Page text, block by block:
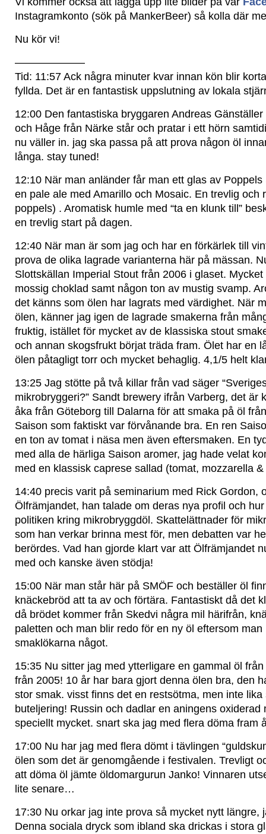
Instagramkonto (sök på MankerBeer) så kolla där
Nu kör vi!
——————–
Tid: 11:57 Ack några minuter kvar innan kön blir
fyllda. Det är en fantastisk uppslutning av lokala
12:00 Den fantastiska bryggaren Andreas
och Håge från Närke står och pratar i ett hörn
nu väller in. jag ska passa på att prova någon öl
långa. stay tuned!
12:10 När man anländer får man ett glas av
en pale ale med Amarillo och Mosaic. En trevlig och
poppels) . Aromatisk humle med “ta en klunk till”
en trevlig start på dagen.
12:40 När man är som jag och har en förkärlek till
prova de olika lagrade varianterna här på mässan.
Slottskällan Imperial Stout från 2006 i glaset.
mossig choklad samt någon ton av mustig svamp.
det känns som ölen har lagrats med värdighet. När
ölen, känner jag igen de lagrade smakerna från
fruktig, istället för mycket av de klassiska stout
och annan skogsfrukt börjat träda fram. Ölet har en
ölen påtagligt torr och mycket behaglig. 4,1/5 helt
13:25 Jag stötte på två killar från vad säger
mikrobryggeri?” Sandt brewery ifrån Varberg, det är
åka från Göteborg till Dalarna för att smaka på öl
Saison som faktiskt var förvånande bra. En ren
en ton av tomat i näsa men även eftersmaken. En
med alla de härliga Saison aromer, jag hade velat
med en klassisk caprese sallad (tomat, mozzarella
14:40 precis varit på seminarium med Rick Gordon,
Ölfrämjandet, han talade om deras nya profil och
politiken kring mikrobryggdöl. Skattelättnader för
som han verkar brinna mest för, men debatten var
berördes. Vad han gjorde klart var att Ölfrämjandet
med och kanske även stödja!
15:00 När man står här på SMÖF och beställer öl
knäckebröd att ta av och förtära. Fantastiskt då det
då brödet kommer från Skedvi några mil härifrån,
paletten och man blir redo för en ny öl eftersom
smaklökarna något.
15:35 Nu sitter jag med ytterligare en gammal öl
från 2005! 10 år har bara gjort denna ölen bra, den
stor smak. visst finns det en restsötma, men inte
buteljering! Russin och dadlar en aningens oxiderad
speciellt mycket. snart ska jag med flera döma fram
17:00 Nu har jag med flera dömt i tävlingen
ölen som det är genomgående i festivalen. Trevligt
att döma öl jämte öldomargurun Janko! Vinnaren
lite senare…
17:30 Nu orkar jag inte prova så mycket nytt längre,
Denna sociala dryck som ibland ska drickas i stora